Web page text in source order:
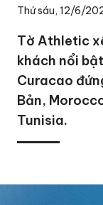
Thứ sáu, 12/6/
Tờ Athletic
khách nổi
Curacao
Bản,
Tunisia.